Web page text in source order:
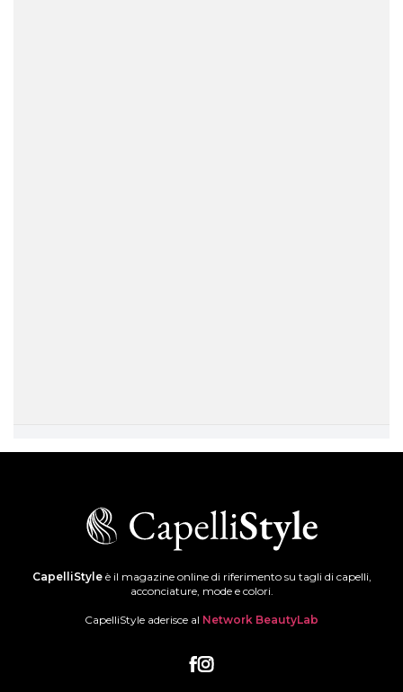
CapelliStyleè il magazine online di riferimento su tagli di capelli,
acconciature, mode e colori.
CapelliStyle aderisce al Network BeautyLab